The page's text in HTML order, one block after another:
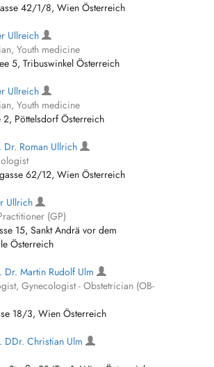
42/1/8, Wien Österreich
Ullreich
Youth medicine
5, Tribuswinkel Österreich
Ullreich
Youth medicine
2, Pöttelsdorf Österreich
Dr. Roman Ullrich
62/12, Wien Österreich
Ullrich
(GP)
15, Sankt Andrä vor dem
Österreich
Dr. Martin Rudolf Ulm
Gynecologist - Obstetrician (OB-
18/3, Wien Österreich
DDr. Christian Ulm